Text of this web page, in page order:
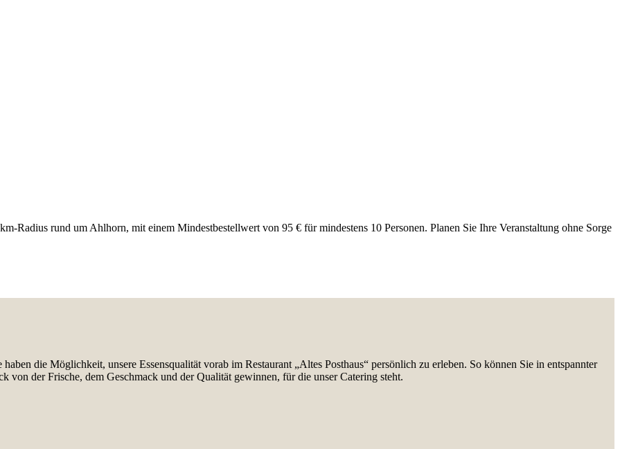
Radius rund um Ahlhorn, mit einem Mindestbestellwert von 95 € für mindestens 10 Personen. Planen Sie Ihre Veranstaltung ohne Sorge
die Möglichkeit, unsere Essensqualität vorab im Restaurant „Altes Posthaus“ persönlich zu erleben. So können Sie in entspannter
von der Frische, dem Geschmack und der Qualität gewinnen, für die unser Catering steht.